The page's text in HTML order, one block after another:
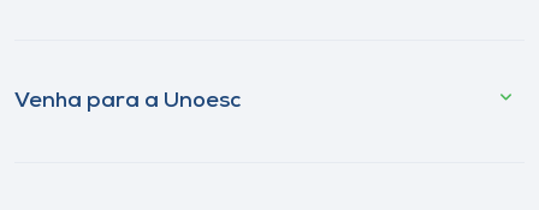
Venha para a Unoesc